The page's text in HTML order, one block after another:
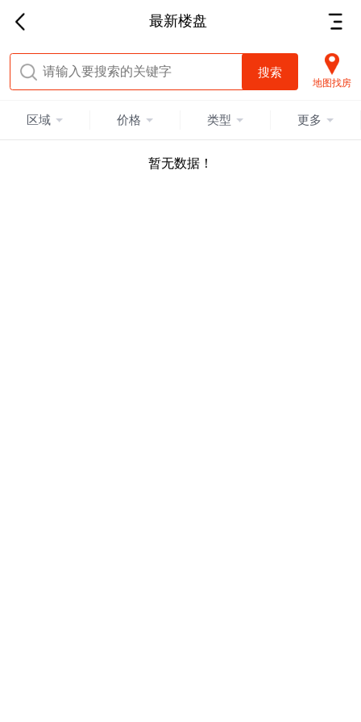
最新楼盘
地图找房
区域 价格 类型 更多
暂无数据！